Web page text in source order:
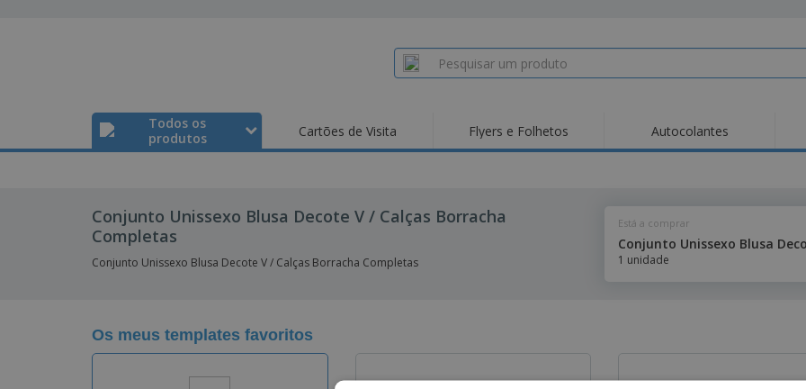
Todos os
produtos
Cartões de Visita Flyers e Folhetos Autocolantes
Conjunto Unissexo Blusa Decote V / Calças Borracha
Completas
Conjunto Unissexo Blusa Decote V / Calças Borracha Completas
Está a comprar
1 unidade
Os meus templates favoritos